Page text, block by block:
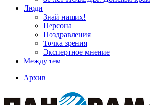
Люди
Знай наших!
Персона
Поздравления
Точка зрения
Экспертное мнение
Между тем
Архив